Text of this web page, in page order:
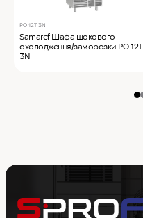
PO 12T 3N
Samaref Шафа шокового
охолодження/заморозки PO 12T
3N